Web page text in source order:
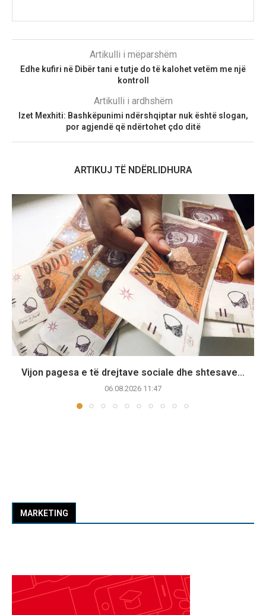
Artikulli i mëparshëm
Edhe kufiri në Dibër tani e tutje do të kalohet vetëm me një
kontroll
Artikulli i ardhshëm
Izet Mexhiti: Bashkëpunimi ndërshqiptar nuk është slogan,
por agjendë që ndërtohet çdo ditë
ARTIKUJ TË NDËRLIDHURA
Vijon pagesa e të drejtave sociale dhe shtesave...
06.08.2026 11:47
MARKETING